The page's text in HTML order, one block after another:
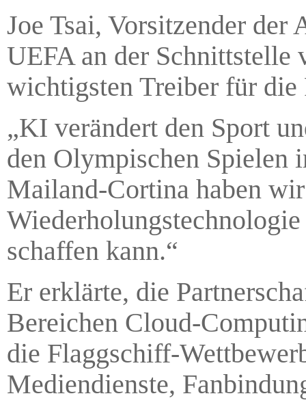
Joe Tsai, Vorsitzender der
UEFA an der Schnittstelle
wichtigsten Treiber für die
„KI verändert den Sport
den Olympischen Spielen
Mailand-Cortina haben
schaffen kann.“
Er erklärte, die
Bereichen Cloud-
die Flaggschiff-
Mediendienste,